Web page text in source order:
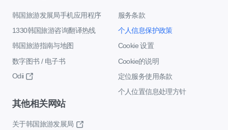
韩国旅游发展局手机应用程序
1330韩国旅游咨询翻译热线
韩国旅游指南与地图
数字图书 / 电子书
Odii
服务条款
个人信息保护政策
Cookie 设置
Cookie的说明
定位服务使用条款
个人位置信息处理方针
其他相关网站
关于韩国旅游发展局